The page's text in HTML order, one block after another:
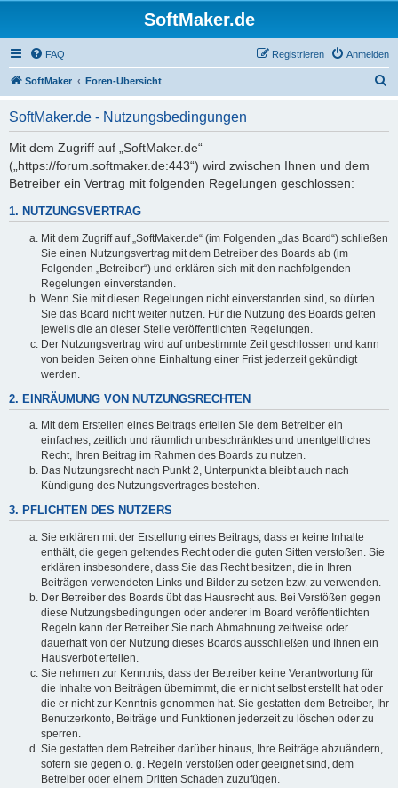
SoftMaker.de
FAQ Anmelden
Registrieren
SoftMaker Foren-Übersicht
SoftMaker.de - Nutzungsbedingungen
Mit dem Zugriff auf „SoftMaker.de“
(„https://forum.softmaker.de:443“) wird zwischen Ihnen und dem
Betreiber ein Vertrag mit folgenden Regelungen geschlossen:
1. NUTZUNGSVERTRAG
Mit dem Zugriff auf „SoftMaker.de“ (im Folgenden „das Board“) schließen
Sie einen Nutzungsvertrag mit dem Betreiber des Boards ab (im
Folgenden „Betreiber“) und erklären sich mit den nachfolgenden
Regelungen einverstanden.
Wenn Sie mit diesen Regelungen nicht einverstanden sind, so dürfen
Sie das Board nicht weiter nutzen. Für die Nutzung des Boards gelten
jeweils die an dieser Stelle veröffentlichten Regelungen.
Der Nutzungsvertrag wird auf unbestimmte Zeit geschlossen und kann
von beiden Seiten ohne Einhaltung einer Frist jederzeit gekündigt
werden.
2. EINRÄUMUNG VON NUTZUNGSRECHTEN
Mit dem Erstellen eines Beitrags erteilen Sie dem Betreiber ein
einfaches, zeitlich und räumlich unbeschränktes und unentgeltliches
Recht, Ihren Beitrag im Rahmen des Boards zu nutzen.
Das Nutzungsrecht nach Punkt 2, Unterpunkt a bleibt auch nach
Kündigung des Nutzungsvertrages bestehen.
3. PFLICHTEN DES NUTZERS
Sie erklären mit der Erstellung eines Beitrags, dass er keine Inhalte
enthält, die gegen geltendes Recht oder die guten Sitten verstoßen. Sie
erklären insbesondere, dass Sie das Recht besitzen, die in Ihren
Beiträgen verwendeten Links und Bilder zu setzen bzw. zu verwenden.
Der Betreiber des Boards übt das Hausrecht aus. Bei Verstößen gegen
diese Nutzungsbedingungen oder anderer im Board veröffentlichten
Regeln kann der Betreiber Sie nach Abmahnung zeitweise oder
dauerhaft von der Nutzung dieses Boards ausschließen und Ihnen ein
Hausverbot erteilen.
Sie nehmen zur Kenntnis, dass der Betreiber keine Verantwortung für
die Inhalte von Beiträgen übernimmt, die er nicht selbst erstellt hat oder
die er nicht zur Kenntnis genommen hat. Sie gestatten dem Betreiber, Ihr
Benutzerkonto, Beiträge und Funktionen jederzeit zu löschen oder zu
sperren.
Sie gestatten dem Betreiber darüber hinaus, Ihre Beiträge abzuändern,
sofern sie gegen o. g. Regeln verstoßen oder geeignet sind, dem
Betreiber oder einem Dritten Schaden zuzufügen.